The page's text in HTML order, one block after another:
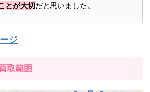
とが大切だと思いました。
ジ
取範囲